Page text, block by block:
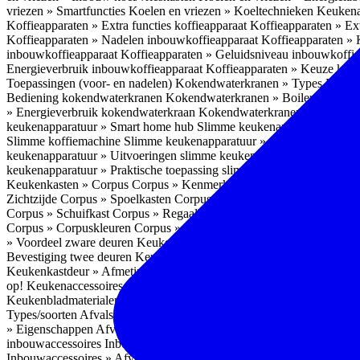
vriezen » Smartfuncties Koelen en vriezen » Koeltechnieken
Koffieapparaten » Extra functies koffieapparaat Koffieapparaten »
Koffieapparaten » Nadelen inbouwkoffieapparaat Koffieapparaten »
inbouwkoffieapparaat Koffieapparaten » Geluidsniveau
Energieverbruik inbouwkoffieapparaat Koffieapparaten » Keuze
Toepassingen (voor- en nadelen) Kokendwaterkranen » Types
Bediening kokendwaterkranen Kokendwaterkranen » Boilers
» Energieverbruik kokendwaterkraan Kokendwaterkranen »
keukenapparatuur » Smart home hub Slimme keukenapparatuur »
Slimme koffiemachine Slimme keukenapparatuur » Slimme stekker
keukenapparatuur » Uitvoeringen slimme keukenapparatuur
keukenapparatuur » Praktische toepassing slimme keukenapparatuur
Keukenkasten » Corpus Corpus » Kenmerken
Zichtzijde Corpus » Spoelkasten Corpus » Soorten keukenkasten
Corpus » Schuifkast Corpus » Regaalkast
Corpus » Corpuskleuren Corpus » Corpus in kleur
» Voordeel zware deuren Keukenkasten » Kastindeling
Bevestiging twee deuren Keukenkastdeur » Vaatwasserdeur
Keukenkastdeur » Afmetingen
op! KeukenaccessoiresKeukenaccessoires » Achterwanden
Keukenbladmaterialen als achterwand
Types/soorten Afvalsystemen » Installatie
» Eigenschappen Afvalsystemen » Inhoud
inbouwaccessoires Inbouwaccessoires » Bestek- en ladeindelingen